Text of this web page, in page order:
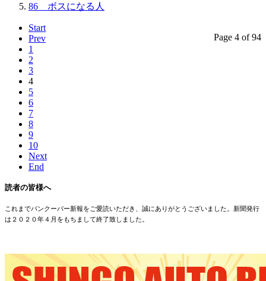
86 ボスになる人
Page 4 of 94
Start
Prev
1
2
3
4
5
6
7
8
9
10
Next
End
読者の皆様へ
これまでバンクーバー新報をご愛読いただき、誠にありがとうございました。新聞発行
は２０２０年４月をもちまして終了致しました。